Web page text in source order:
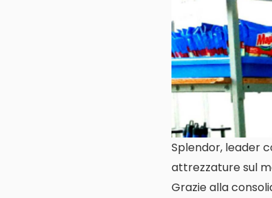
Splendor, leader
attrezzature sul
Grazie alla